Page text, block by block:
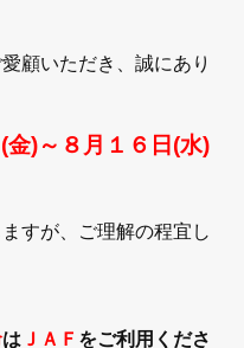
顧いただき、誠にあり
金)～８月１６日(水)
すが、ご理解の程宜し
は ＪＡＦ をご利用くださ